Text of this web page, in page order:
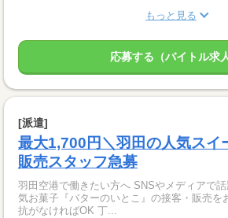
もっと見る
応募する（バイトル求人
[派遣]
最大1,700円＼羽田の人気スイ
販売スタッフ急募
羽田空港で働きたい方へ SNSやメディアで
気お菓子『バターのいとこ』の接客・販売を
抗がなければOK 丁...